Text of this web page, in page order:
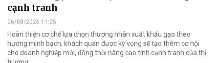
cạnh tranh
06/08/2026 11:05
Hoàn thiện cơ chế lựa chọn thương nhân xuất khẩu gạo theo
hướng minh bạch, khách quan được kỳ vọng sẽ tạo thêm cơ hội
cho doanh nghiệp mới, đồng thời nâng cao tính cạnh tranh của thị